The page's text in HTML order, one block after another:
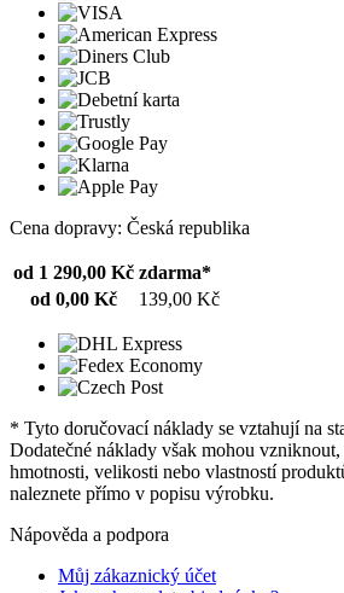
Cena dopravy: Česká republika
od 1 290,00 Kč zdarma*
od 0,00 Kč
139,00 Kč
* Tyto doručovací náklady se vztahují na
Dodatečné náklady však mohou
hmotnosti, velikosti nebo vlastností
naleznete přímo v popisu výrobku.
Nápověda a podpora
Můj zákaznický účet